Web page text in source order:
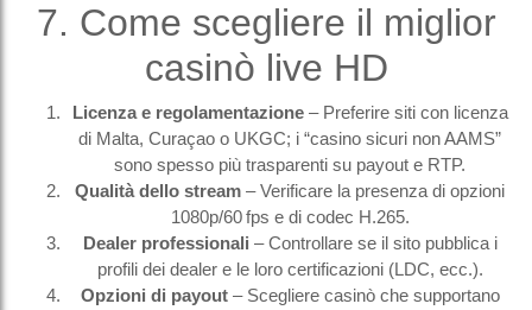
7. Come scegliere il miglior
casinò live HD
Licenza e regolamentazione– Preferire siti con licenza
di Malta, Curaçao o UKGC; i “casino sicuri non AAMS”
sono spesso più trasparenti su payout e RTP.
Qualità dello stream – Verificare la presenza di opzioni
1080p/60 fps e di codec H.265.
Dealer professionali – Controllare se il sito pubblica i
profili dei dealer e le loro certificazioni (LDC, ecc.).
Opzioni di payout– Scegliere casinò che supportano